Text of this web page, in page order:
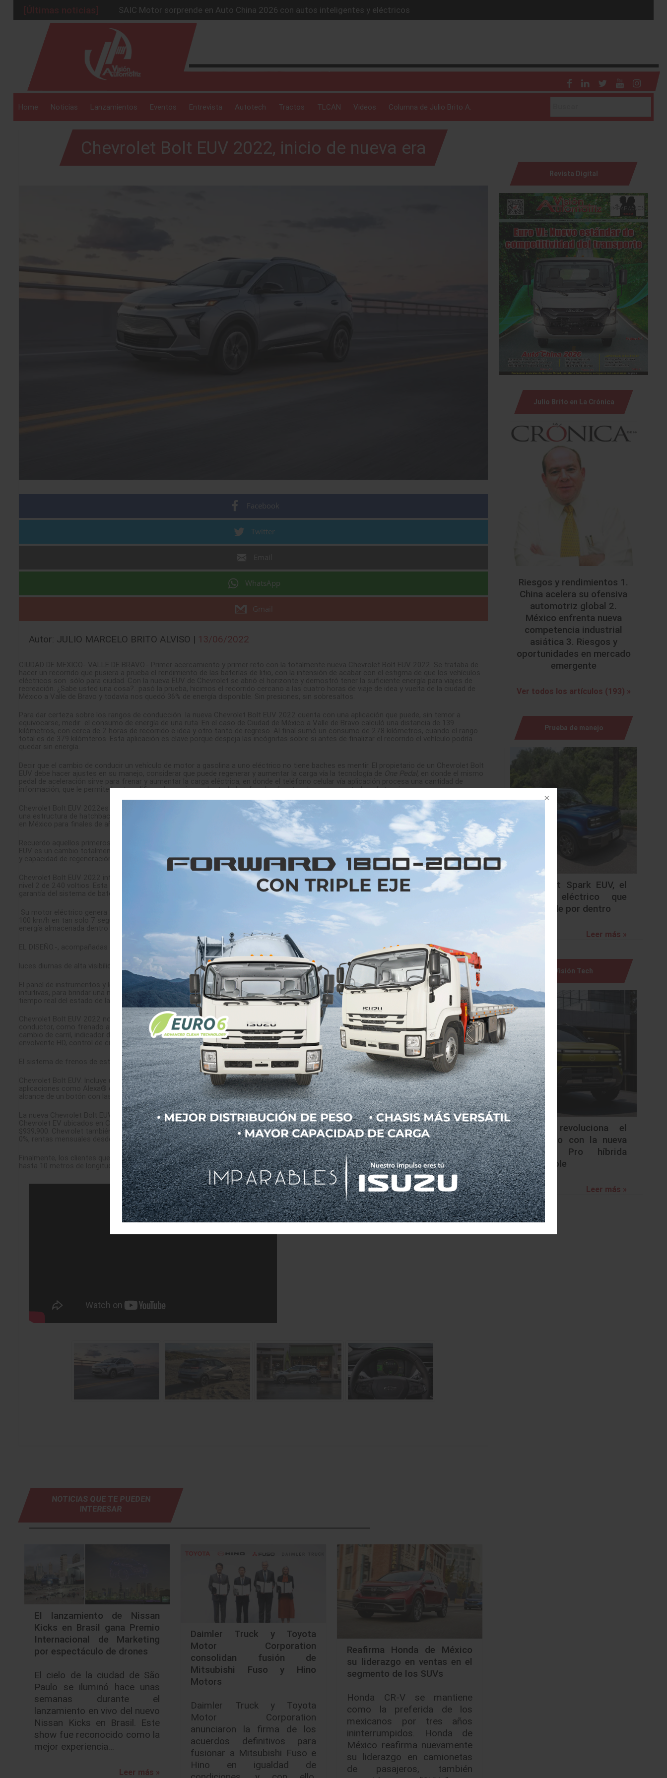
[Últimas noticias]
BMW Group alcanza los 2 millones de autos eléctricos y acelera su estrategia global
La Nissan Frontier V6 PRO-4X conquista la Ruta del Oso en México
Kia lanza en México el servicio “59 minutos o gratis” y sacude la postventa automotriz.
GAC sacude México con un SUV híbrido de más de 1,000 km
Home Noticias Lanzamientos Eventos Entrevista Autotech Tractos TLCAN Videos Columna de Julio Brito A.
Chevrolet Bolt EUV 2022, inicio de nueva era
Facebook
Twitter
WhatsApp
Gmail
Autor: JULIO MARCELO BRITO ALVISO | 13/06/2022
información, que le permite hasta calificar el manejo y sobretodo localizar las fuentes de carga, con todo y distancia.
Chevrolet Bolt EUV 2022es la primer SUV totalmente eléctrico. Antes habían lanzado el Bolt, que competía más con el Nissan Leaf. Es decir
una estructura de hatchback. Paradójicamente, ahora Chevrolet se adelanta y lanza Bolt EUV, mientras que Nissan podría presentar el Ariya
Recuerdo aquellos primeros ensayos con un modelo llamado EV en la década de los 90s. De aquel concepto a la realización del Chevrolet Bolt
EUV es un cambio totalmente radical. Se distingue por su tecnología, espacio interior y, especialmente, por su excelente rango de conducción
materializa la visión de GM de alcanzar un futuro con Cero Emisiones.
Chevrolet Bolt EUV 2022 integra un nuevo cargador dual para el hogar, con lo que ofrece un enchufe estándar de 120 voltios y uno adicional
nivel 2 de 240 voltios. Esta última configuración ayuda a obtener de 0 a 100% de carga en tan solo 8 horas. Esta tecnología permite que la
garantía del sistema de baterías de Chevrolet sea de 8 años o 160 mil kilómetros.
Su motor eléctrico genera 200 caballos de fuerza (150 kW) y 266 libras-pie (360 Nm) de torque casi instantáneo con una aceleración de 0 a
100 km/h en tan solo 7 segundos. Regeneración bajo demanda, que permite al conductor convertir de manera activa la energía cinética en
EL DISEÑO.-, acompañadas de una parrilla esculpida e iluminación con faros delanteros LED con IntelliBeam®, así como
luces diurnas de alta visibilidad que funcionan como indicadores secuenciales de direccionales.
El panel de instrumentos y los controles de asientos y aire acondicionado con ventilas traseras fueron integrados con interfaces limpias e
intuitivas, para brindar una mejor experiencia a bordo. El sistema de infoentretenimiento con pantalla táctil a color de 10.2” presenta vistas en
tiempo real del estado de la batería, con más detalles disponibles en el clúster de instrumentos reconfigurable de 8” a color.
Chevrolet Bolt EUV 2022 no es considerado inteligente, pero incluye atributos de seguridad y tecnologías avanzadas de asistencia al
conductor, como frenado automático de emergencia, alerta de colisión frontal, asistente de mantenimiento de carril con advertencia de
cambio de carril, indicador de distancia de seguimiento, frenado con detección de peatón delantero, alerta de tráfico cruzado trasero, visión
envolvente HD, control de crucero adaptativo y cámara de visión trasera HD.
El sistema de frenos de esta SUV cuenta con control electrónico de estabilidad StabiliTrak y ABS en las cuatro ruedas.
Chevrolet Bolt EUV. Incluye un hotspot de Wi-Fi® con tecnología 4G LTE para conectar hasta 7 dispositivos al mismo tiempo y aprovechar
aplicaciones como Alexa® de Amazon o Spotify®. En casos de emergencia, robo del vehículo o accidentes, también brinda todo el soporte al
alcance de un botón con las asistencias tecnológicas disponibles.
La nueva Chevrolet Bolt EUV 2022, producida en la Planta de Ensamble de GM en Lake Orion, Michigan, está disponible en los Distribuidores
Chevrolet EV ubicados en Ciudad de México, Monterrey, Guadalajara, Querétaro, Toluca y Puebla en 5 colores exteriores con un precio de
$939,900. Chevrolet también informó que, a través de GM Financial, se ofrecerán planes de financiamiento y arrendamiento con tasa desde
0%, rentas mensuales desde $15,800, así como planes sin enganche.
Finalmente, los clientes que adquieran una Bolt EUV 2022 recibirán sin costo la instalación de un cargador nivel 2 de 240 V en su hogar, de
hasta 10 metros de longitud desde la toma eléctrica. Más detalles de este beneficio pueden ser consultados enwww.chevroletelectricos.mx.E
NOTICIAS QUE TE PUEDEN
INTERESAR
El lanzamiento de Nissan
Kicks en Brasil gana Premio
Internacional de Marketing
por espectáculo de drones
El cielo de la ciudad de São
Paulo se iluminó hace unas
semanas durante el
lanzamiento en vivo del nuevo
Nissan Kicks en Brasil. Este
show fue reconocido como la
mejor experiencia…
Leer más »
Daimler Truck y Toyota
Motor Corporation
consolidan fusión de
Mitsubishi Fuso y Hino
Motors
Daimler Truck y Toyota
Motor Corporation
anunciaron la firma de los
acuerdos definitivos para
fusionar a Mitsubishi Fuso e
Hino en igualdad de
Reafirma Honda de México
su liderazgo en ventas en el
segmento de los SUVs
Honda CR-V se mantiene
como la preferida de los
mexicanos por tres años
ininterrumpidos. Honda de
México reafirma nuevamente
su liderazgo en camionetas
de pasajeros, también
Revista Digital
Julio Brito en La Crónica
Riesgos y rendimientos 1.
China acelera su ofensiva
automotriz global 2.
México enfrenta nueva
competencia industrial
asiática 3. Riesgos y
oportunidades en mercado
emergente
Ver todos los artículos (193) »
Prueba de manejo
Chevrolet Spark EUV, el
urbano eléctrico que
sorprende por dentro
Leer más »
Visión Tech
Nissan revoluciona el
segmento con la nueva
Frontier Pro híbrida
enchufable
Leer más »